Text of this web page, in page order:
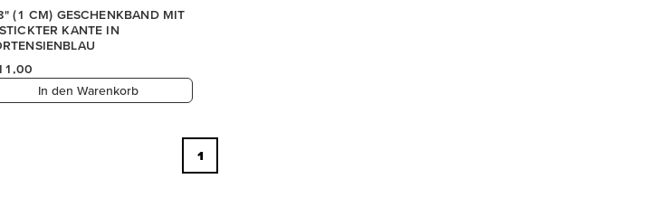
(1 CM) GESCHENKBAND MIT
KANTE IN
In den Warenkorb
1